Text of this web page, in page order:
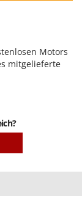
Motors
mitgelieferte